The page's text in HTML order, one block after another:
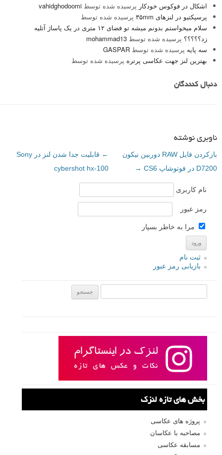
اشکال در فوکوس خودکار پرسیده شده توسط vahidghodoomi
پرسپکتیو در لنزهای ۳۵mm
پرسیده شده توسط
سلام میخواستم بدونم میشه تو فضای ۱۲ متری در یک پاساژ آتلیه
زد؟؟؟؟؟ پرسیده شده توسط mohammad13
سه پایه پرسیده شده توسط GASPAR
بهترین لنز جهت عکاسی پرتره پرسیده شده توسط
دنبال کنندگان
ناوبری نوشته
←
قابلیت جدا شدن لنز در Sony
cybershot hx-100
بازکردن فایل RAW دوربین نیکون
D7200 در فوتوشاپ CS6
→
نام کاربری
رمز عبور
مرا به خاطر بسپار
ثبت نام
بازیابی رمز عبور
بخش های تازه لنزک
پروژه های عکاسی
مصاحبه با عکاسان
مسابقه عکاسی